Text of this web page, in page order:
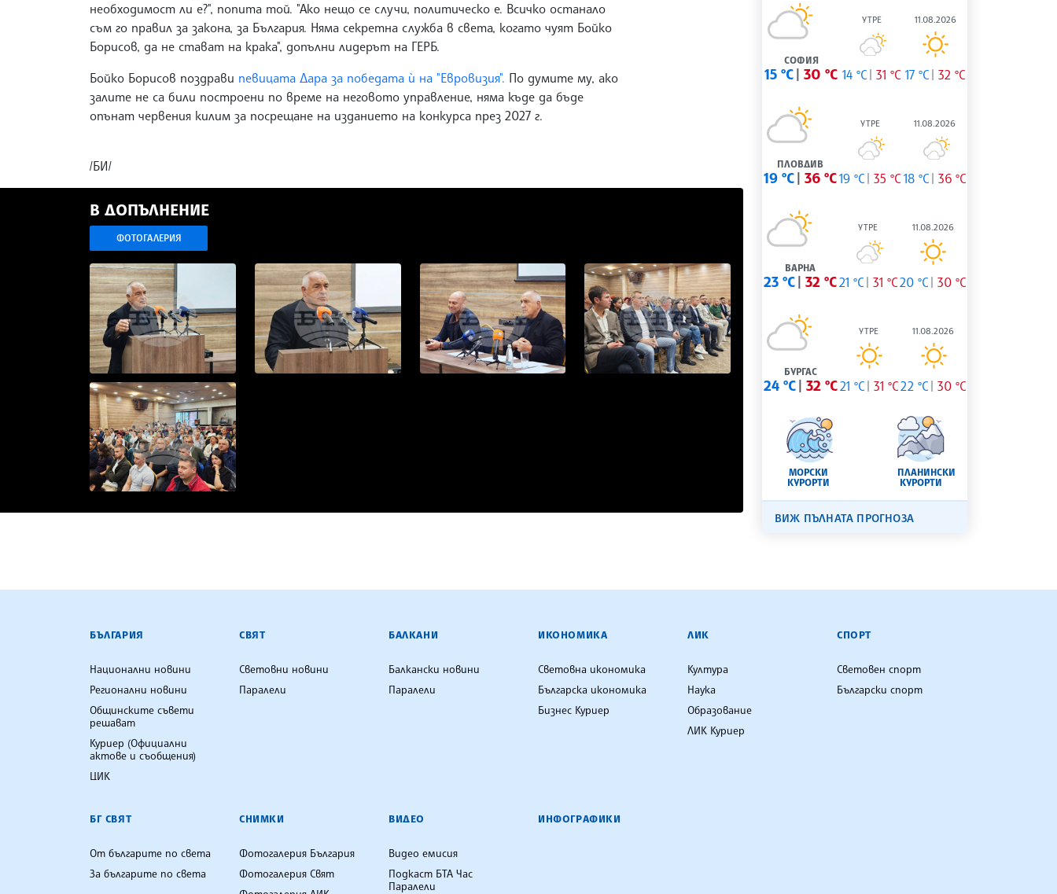
необходимост ли е?", попита той. "Ако нещо се случи, политическо е. Всичко останало
съм го правил за закона, за България. Няма секретна служба в света, когато чуят Бойко
Борисов, да не стават на крака", допълни лидерът на ГЕРБ.
Бойко Борисов поздрави певицата Дара за победата ѝ на "Евровизия". По думите му, ако
залите не са били построени по време на неговото управление, няма къде да бъде
опънат червения килим за посрещане на изданието на конкурса през 2027 г.
/БИ/
В ДОПЪЛНЕНИЕ
ФОТОГАЛЕРИЯ
СОФИЯ
15 °C 30 °C
УТРЕ
14 °C 31 °C
11.08.2026
17 °C 32 °C
ПЛОВДИВ
19 °C 36 °C
УТРЕ
19 °C 35 °C
11.08.2026
18 °C 36 °C
ВАРНА
23 °C 32 °C
УТРЕ
21 °C 31 °C
11.08.2026
20 °C 30 °C
БУРГАС
24 °C 32 °C
УТРЕ
21 °C 31 °C
11.08.2026
22 °C 30 °C
МОРСКИ
КУРОРТИ
ПЛАНИНСКИ
КУРОРТИ
ВИЖ ПЪЛНАТА ПРОГНОЗА
БЪЛГАРСКА ТЕЛЕГРАФНА АГЕНЦИЯ
БЪЛГАРИЯ
Национални новини
Регионални новини
Общинските съвети
решават
Куриер (Официални
актове и съобщения)
ЦИК
СВЯТ
Световни новини
Паралели
БАЛКАНИ
Балкански новини
Паралели
ИКОНОМИКА
Световна икономика
Българска икономика
Бизнес Куриер
ЛИК
Култура
Наука
Образование
ЛИК Куриер
СПОРТ
Световен спорт
Български спорт
БГ СВЯТ
От българите по света
За българите по света
СНИМКИ
Фотогалерия България
Фотогалерия Свят
ВИДЕО
Видео емисия
Подкаст БТА Час
Паралели
ИНФОГРАФИКИ